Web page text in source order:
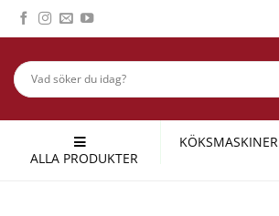
Skip
to
ALLA PRODUKTER
KÖKSMASKINER